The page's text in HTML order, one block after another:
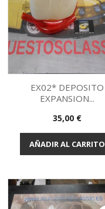
Vista rápida
EX02* DEPOSITO
EXPANSION...
Precio
35,00 €
AÑADIR AL CARRITO